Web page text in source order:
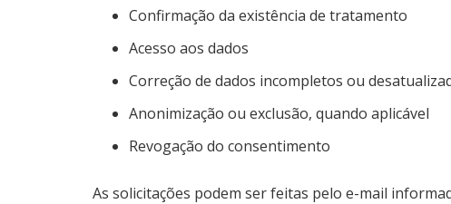
Confirmação da existência de tratamento
Acesso aos dados
Correção de dados incompletos ou
Anonimização ou exclusão, quando aplicável
Revogação do consentimento
As solicitações podem ser feitas pelo e-mail